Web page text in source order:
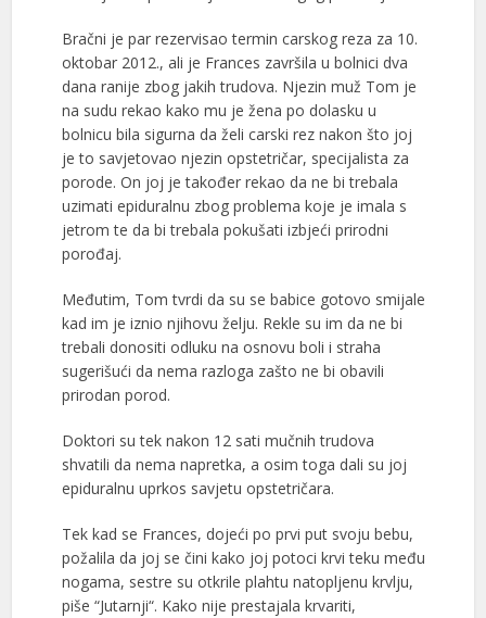
Bračni je par rezervisao termin carskog reza za 10.
oktobar 2012., ali je Frances završila u bolnici dva
dana ranije zbog jakih trudova. Njezin muž Tom je
na sudu rekao kako mu je žena po dolasku u
bolnicu bila sigurna da želi carski rez nakon što joj
je to savjetovao njezin opstetričar, specijalista za
porode. On joj je također rekao da ne bi trebala
uzimati epiduralnu zbog problema koje je imala s
jetrom te da bi trebala pokušati izbjeći prirodni
porođaj.
Međutim, Tom tvrdi da su se babice gotovo smijale
kad im je iznio njihovu želju. Rekle su im da ne bi
trebali donositi odluku na osnovu boli i straha
sugerišući da nema razloga zašto ne bi obavili
prirodan porod.
Doktori su tek nakon 12 sati mučnih trudova
shvatili da nema napretka, a osim toga dali su joj
epiduralnu uprkos savjetu opstetričara.
Tek kad se Frances, dojeći po prvi put svoju bebu,
požalila da joj se čini kako joj potoci krvi teku među
nogama, sestre su otkrile plahtu natopljenu krvlju,
piše “Jutarnji“. Kako nije prestajala krvariti,